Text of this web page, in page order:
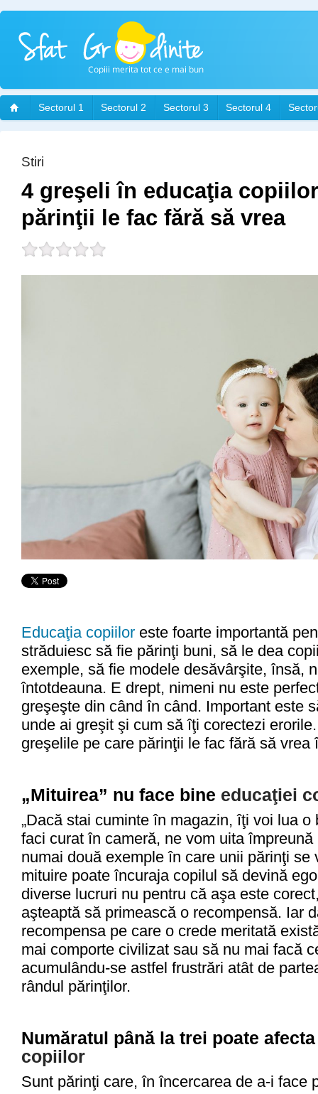
Sectorul 1 Sectorul 2 Sectorul 3 Sectorul 4
Stiri
4 greşeli în educaţia
părinţii le fac fără să vrea
Educaţia copiilor este foarte importantă
străduiesc să fie părinţi buni, să le dea
exemple, să fie modele desăvârşite, însă,
întotdeauna. E drept, nimeni nu este
greşeşte din când în când. Important este
unde ai greşit şi cum să îţi corectezi
greşelile pe care părinţii le fac fără să
„Mituirea” nu face bine educaţiei
„Dacă stai cuminte în magazin, îţi voi lua o
faci curat în cameră, ne vom uita împreună
numai două exemple în care unii părinţi se
mituire poate încuraja copilul să devină
diverse lucruri nu pentru că aşa este
aşteaptă să primească o recompensă. Iar
recompensa pe care o crede meritată
mai comporte civilizat sau să nu mai facă
acumulându-se astfel frustrări atât de
rândul părinţilor.
Număratul până la trei poate
copiilor
Sunt părinţi care, în încercarea de a-i face